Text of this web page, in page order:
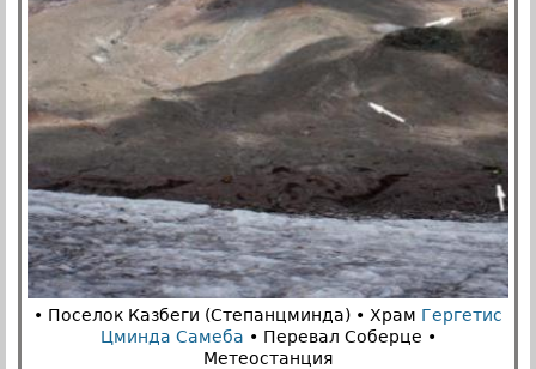
• Поселок Казбеги (Степанцминда) • Храм Гергетис
Цминда Самеба • Перевал Соберце •
Метеостанция